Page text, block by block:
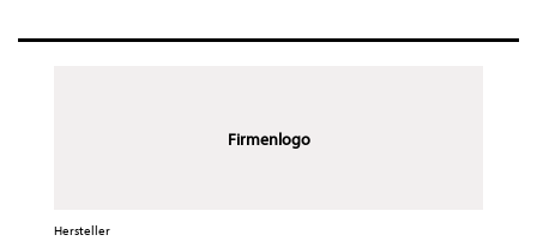
Firmenlogo
Hersteller